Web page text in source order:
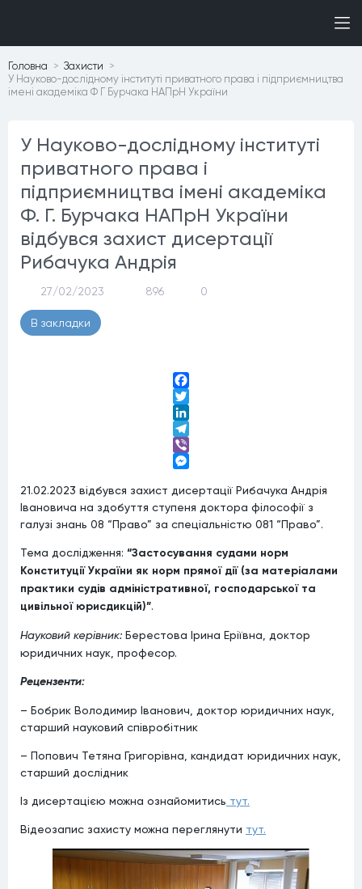
Головна
Захисти
У Науково-дослідному інституті приватного права і підприємництва
імені академіка Ф Г Бурчака НАПрН України
У Науково-дослідному інституті
приватного права і
підприємництва імені академіка
Ф. Г. Бурчака НАПрН України
відбувся захист дисертації
Рибачука Андрія
27/02/2023 896 0
В закладки
Facebook
Twitter
LinkedIn
Telegram
Viber
21.02.2023 відбувся захист дисертації Рибачука Андрія
Івановича на здобуття ступеня доктора філософії з
галузі знань 08 “Право” за спеціальністю 081 “Право”.
Тема дослідження: “Застосування судами норм
Конституції України як норм прямої дії (за матеріалами
практики судів адміністративної, господарської та
цивільної юрисдикцій)”.
Науковий керівник: Берестова Ірина Еріївна, доктор
юридичних наук, професор.
Рецензенти:
– Бобрик Володимир Іванович, доктор юридичних наук,
старший науковий співробітник
– Попович Тетяна Григорівна, кандидат юридичних наук,
старший дослідник
Із дисертацією можна ознайомитись тут.
Відеозапис захисту можна переглянути тут.